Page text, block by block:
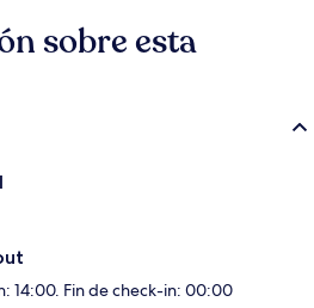
sobre esta
14:00. Fin de check-in: 00:00